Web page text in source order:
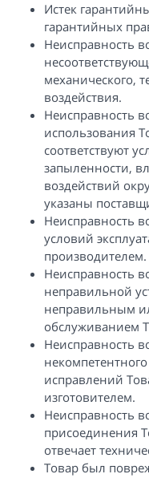
Истек
гарантийных
Неисправность
механического,
воздействия.
Неисправность
использования
соответствуют
запыленности,
воздействий
указаны
Неисправность
условий
производителем.
Неисправность
неправильной
неправильным
обслуживанием
Неисправность
исправлений
изготовителем.
Неисправность
присоединения
отвечает
Товар был